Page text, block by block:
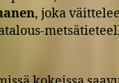
, joka